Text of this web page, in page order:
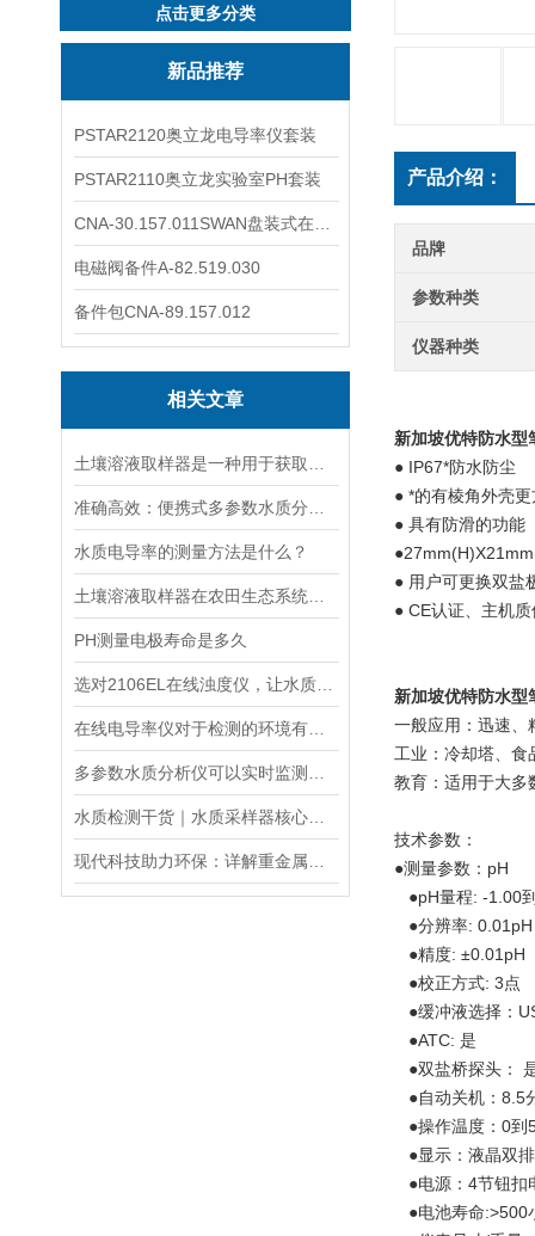
点击更多分类
新品推荐
PSTAR2120奥立龙电导率仪套装
PSTAR2110奥立龙实验室PH套装
电磁阀备件A-82.519.030
备件包CNA-89.157.012
相关文章
水质电导率的测量方法是什么？
PH测量电极寿命是多久
产品介绍：
品牌
参数种类
仪器种类
新加坡优特防水型
● IP67*防水防尘
● *的有棱角外壳
● 具有防滑的功能
● 用户可更换双盐
● CE认证、主机
新加坡优特防水型
一般应用：迅速、
工业：冷却塔、食
教育：适用于大多
技术参数：
●测量参数：pH
●pH量程: -1.00
●分辨率: 0.01pH
●精度: ±0.01pH
●校正方式: 3点
●缓冲液选择：
●ATC: 是
●双盐桥探头：
●自动关机：8.5
●操作温度：0
●显示：液晶双
●电源：4节钮扣
●电池寿命:>500